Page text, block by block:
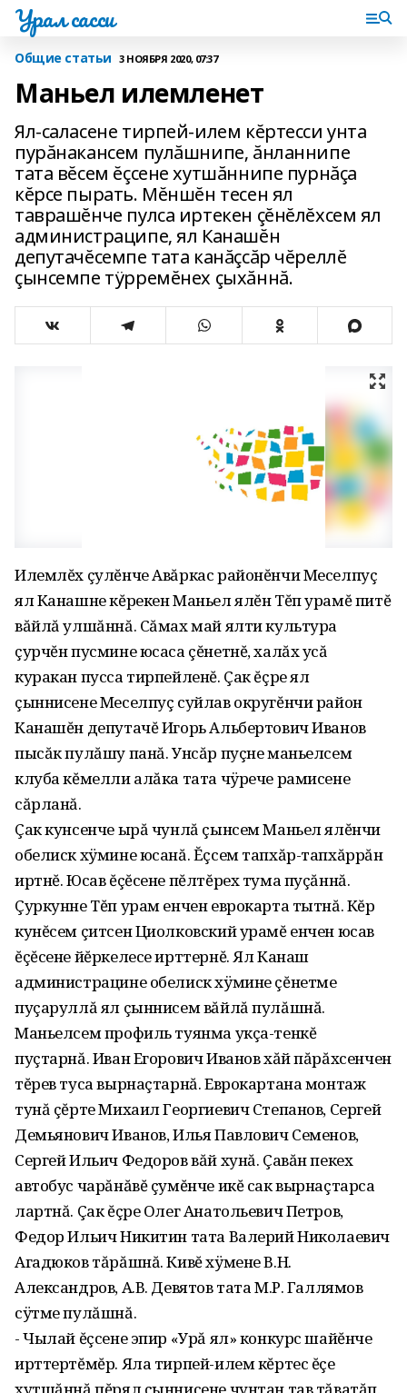
Урал сасси
Общие статьи 3 НОЯБРЯ 2020, 07:37
Маньел илемленет
Ял-саласене тирпей-илем кĕртесси унта
пурăнакансем пулăшнипе‚ ăнланнипе
тата вĕсем ĕçсене хутшăннипе пурнăçа
кĕрсе пырать. Мĕншĕн тесен ял
таврашĕнче пулса иртекен çĕнĕлĕхсем ял
администраципе‚ ял Канашĕн
депутачĕсемпе тата канăçсăр чĕреллĕ
çынсемпе тÿрремĕнех çыхăннă.
Илемлĕх çулĕнче Авăркас районĕнчи Меселпуç
ял Канашне кĕрекен Маньел ялĕн Тĕп урамĕ питĕ
вăйлă улшăннă. Сăмах май ялти культура
çурчĕн пусмине юсаса çĕнетнĕ‚ халăх усă
куракан пусса тирпейленĕ. Çак ĕçре ял
çыннисене Меселпуç суйлав округĕнчи район
Канашĕн депутачĕ Игорь Альбертович Иванов
пысăк пулăшу панă. Унсăр пуçне маньелсем
клуба кĕмелли алăка тата чÿрече рамисене
сăрланă.
Çак кунсенче ырă чунлă çынсем Маньел ялĕнчи
обелиск хÿмине юсанă. Ĕçсем тапхăр-тапхăррăн
иртнĕ. Юсав ĕçĕсене пĕлтĕрех тума пуçăннă.
Çуркунне Тĕп урам енчен еврокарта тытнă. Кĕр
кунĕсем çитсен Циолковский урамĕ енчен юсав
ĕçĕсене йĕркелесе ирттернĕ. Ял Канаш
администрацине обелиск хÿмине çĕнетме
пуçаруллă ял çыннисем вăйлă пулăшнă.
Маньелсем профиль туянма укçа-тенкĕ
пуçтарнă. Иван Егорович Иванов хăй пăрăхсенчен
тĕрев туса вырнаçтарнă. Еврокартана монтаж
тунă çĕрте Михаил Георгиевич Степанов‚ Сергей
Демьянович Иванов, Илья Павлович Семенов‚
Сергей Ильич Федоров вăй хунă. Çавăн пекех
автобус чарăнăвĕ çумĕнче икĕ сак вырнаçтарса
лартнă. Çак ĕçре Олег Анатольевич Петров‚
Федор Ильич Никитин тата Валерий Николаевич
Агадюков тăрăшнă. Кивĕ хÿмене В.Н.
Александров‚ А.В. Девятов тата М.Р. Галлямов
сÿтме пулăшнă.
- Чылай ĕçсене эпир «Урă ял» конкурс шайĕнче
ирттертĕмĕр. Яла тирпей-илем кĕртес ĕçе